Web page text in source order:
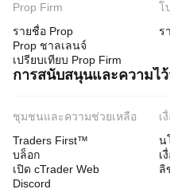
Prop Firm
รายชื่อ Prop
Prop ชาลเลนจ์
เปรียบเทียบ Prop Firm
โ
ร
การสนับสนุนและความไว้
ชุมชนและความช่วยเหลือ
Traders First™
บล็อก
เปิด cTrader Web
Discord
เ
น
เ
ลิ